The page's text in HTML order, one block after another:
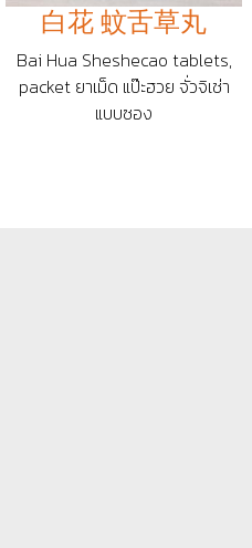
白花 蚊舌草丸
Bai Hua Sheshecao tablets,
packet ยาเม็ด แป๊ะฮวย จั่วจิเช่า
แบบซอง